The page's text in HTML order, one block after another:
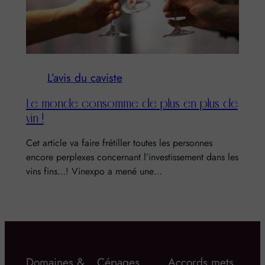
L’avis du caviste
Le monde consomme de plus en plus de
vin !
Cet article va faire frétiller toutes les personnes
encore perplexes concernant l’investissement dans les
vins fins…! Vinexpo a mené une…